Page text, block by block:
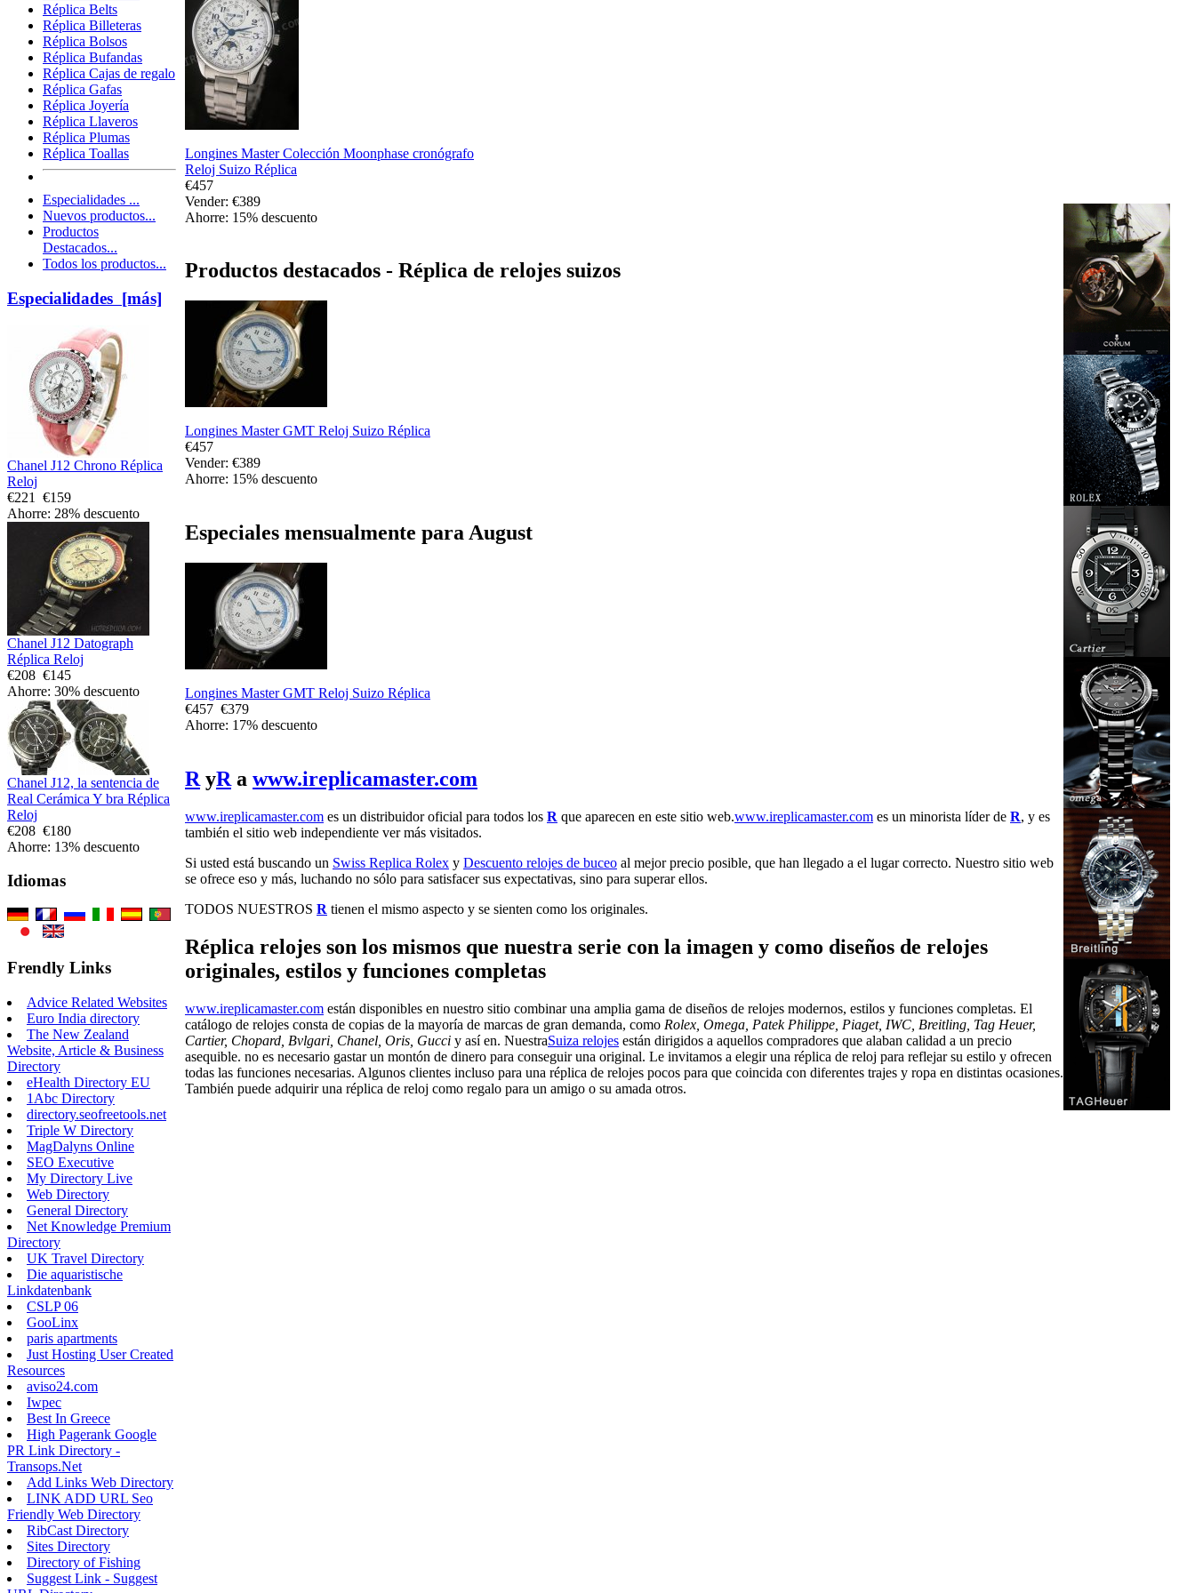
Réplica Belts
Réplica Billeteras
Réplica Bolsos
Réplica Bufandas
Réplica Cajas de regalo
Réplica Gafas
Réplica Joyería
Réplica Llaveros
Réplica Plumas
Réplica Toallas
Especialidades ...
Nuevos productos...
Productos
Destacados...
Todos los productos...
Especialidades [más]
Chanel J12 Chrono Réplica
Reloj
€221
€159
Ahorre: 28% descuento
Chanel J12 Datograph
Réplica Reloj
€208 €145
Ahorre: 30% descuento
Chanel J12, la sentencia de
Real Cerámica Y bra Réplica
Reloj
€208 €180
Ahorre: 13% descuento
Idiomas
Frendly Links
Advice Related Websites
Euro India directory
The New Zealand
Website, Article & Business
Directory
eHealth Directory EU
1Abc Directory
directory.seofreetools.net
Triple W Directory
MagDalyns Online
SEO Executive
My Directory Live
Web Directory
General Directory
Net Knowledge Premium
Directory
UK Travel Directory
Die aquaristische
Linkdatenbank
CSLP 06
GooLinx
paris apartments
Just Hosting User Created
Resources
aviso24.com
Iwpec
Best In Greece
High Pagerank Google
PR Link Directory -
Transops.Net
Add Links Web Directory
LINK ADD URL Seo
Friendly Web Directory
RibCast Directory
Sites Directory
Directory of Fishing
Suggest Link - Suggest
Longines Master Colección Moonphase cronógrafo
Reloj Suizo Réplica
€457
Vender: €389
Ahorre: 15% descuento
Productos destacados - Réplica de relojes suizos
Longines Master GMT Reloj Suizo Réplica
€457
Vender: €389
Ahorre: 15% descuento
Especiales mensualmente para August
Longines Master GMT Reloj Suizo Réplica
€457 €379
Ahorre: 17% descuento
R yR a www.ireplicamaster.com
www.ireplicamaster.com es un distribuidor oficial para todos los R que aparecen en este sitio web.www.ireplicamaster.com es un minorista líder de R, y es
también el sitio web independiente ver más visitados.
Si usted está buscando un Swiss Replica Rolex y Descuento relojes de buceo al mejor precio posible, que han llegado a el lugar correcto. Nuestro sitio web
se ofrece eso y más, luchando no sólo para satisfacer sus expectativas, sino para superar ellos.
TODOS NUESTROS R tienen el mismo aspecto y se sienten como los originales.
Réplica relojes son los mismos que nuestra serie con la imagen y como diseños de relojes
originales, estilos y funciones completas
www.ireplicamaster.com están disponibles en nuestro sitio combinar una amplia gama de diseños de relojes modernos, estilos y funciones completas. El
catálogo de relojes consta de copias de la mayoría de marcas de gran demanda, como Rolex, Omega, Patek Philippe, Piaget, IWC, Breitling, Tag Heuer,
Cartier, Chopard, Bvlgari, Chanel, Oris, Gucci y así en. NuestraSuiza relojes están dirigidos a aquellos compradores que alaban calidad a un precio
asequible. no es necesario gastar un montón de dinero para conseguir una original. Le invitamos a elegir una réplica de reloj para reflejar su estilo y ofrecen
todas las funciones necesarias. Algunos clientes incluso para una réplica de relojes pocos para que coincida con diferentes trajes y ropa en distintas ocasiones.
También puede adquirir una réplica de reloj como regalo para un amigo o su amada otros.